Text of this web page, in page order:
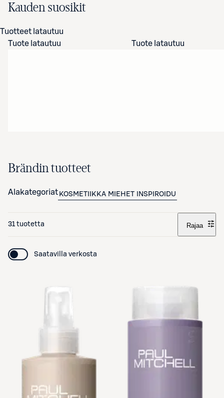
Kauden suosikit
Tuotteet latautuu
Tuote latautuu
Tuote latautuu
Brändin tuotteet
Alakategoriat KOSMETIIKKA MIEHET INSPIROIDU
31 tuotetta Rajaa
Saatavilla verkosta